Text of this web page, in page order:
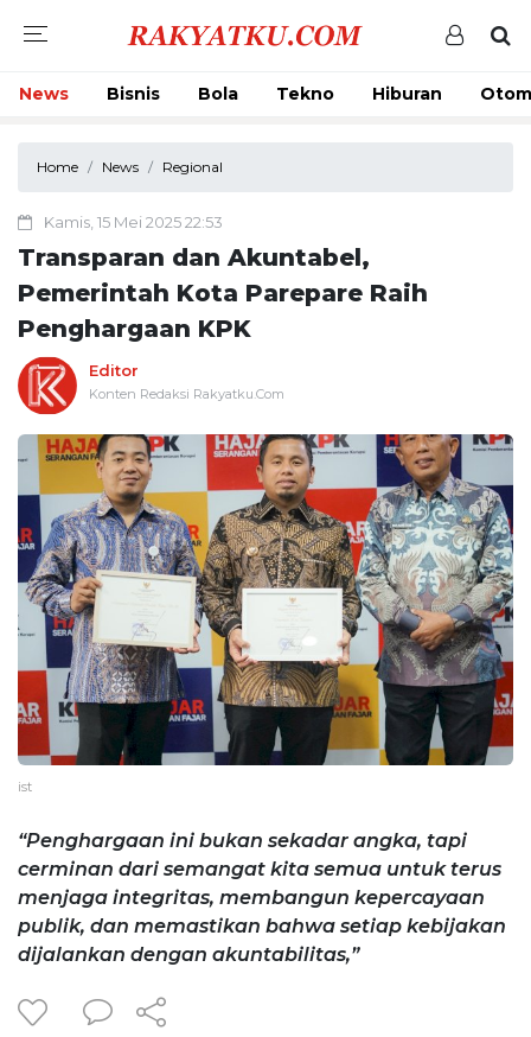
News Bisnis Bola Tekno Hiburan
Home News Regional
Kamis, 15 Mei 2025 22:53
Transparan dan Akuntabel,
Pemerintah Kota Parepare Raih
Penghargaan KPK
Editor
Konten Redaksi Rakyatku.Com
ist
“Penghargaan ini bukan sekadar angka, tapi
cerminan dari semangat kita semua untuk terus
menjaga integritas, membangun kepercayaan
publik, dan memastikan bahwa setiap kebijakan
dijalankan dengan akuntabilitas,”